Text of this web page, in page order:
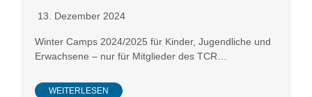
13. Dezember 2024
Winter Camps 2024/2025 für Kinder, Jugendliche und
Erwachsene – nur für Mitglieder des TCR…
WEITERLESEN